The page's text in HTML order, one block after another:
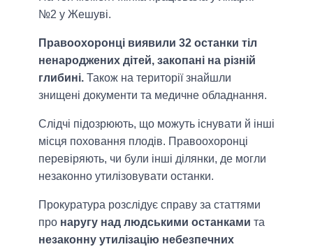
№2 у Жешуві.
Правоохоронці виявили 32 останки тіл
ненароджених дітей, закопані на різній
глибині. Також на території знайшли
знищені документи та медичне обладнання.
Слідчі підозрюють, що можуть існувати й інші
місця поховання плодів. Правоохоронці
перевіряють, чи були інші ділянки, де могли
незаконно утилізовувати останки.
Прокуратура розслідує справу за статтями
про наругу над людськими останками та
незаконну утилізацію небезпечних